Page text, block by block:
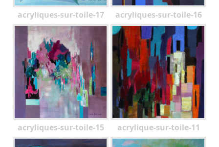
acryliques-sur-toile-17 acryliques-sur-toile-16
acryliques-sur-toile-15 acrylique-sur-toile-11